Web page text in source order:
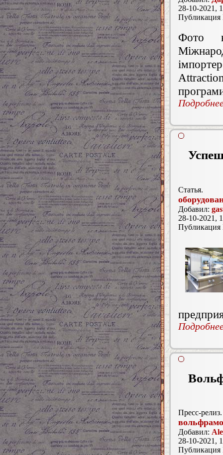
28-10-2021,
Фото
Статья.
Добавил:
28-10-2021,
Пресс-релиз.
Добавил:
28-10-2021,